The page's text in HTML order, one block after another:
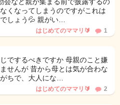
くなってしまうのですがこれは
しょう💦 親がい…
はじめてのママリ🔰 1
でするべきですか 母親のこと嫌
せんが 昔から母とは気が合わな
ちで、大人にな…
はじめてのママリ🔰 2